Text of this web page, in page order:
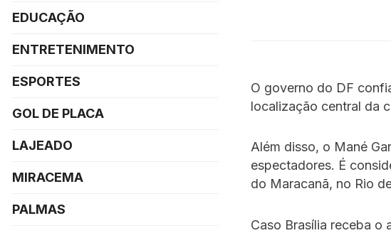
O governo do DF
localização central da
Além disso, o Mané
espectadores. É
do Maracanã, no Rio
Caso Brasília receba o
EDUCAÇÃO
ENTRETENIMENTO
ESPORTES
GOL DE PLACA
LAJEADO
MIRACEMA
PALMAS